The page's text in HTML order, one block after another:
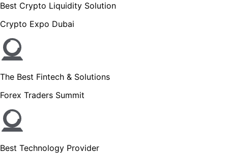
Best Crypto Liquidity Solution
Crypto Expo Dubai
The Best Fintech & Solutions
Forex Traders Summit
Best Technology Provider